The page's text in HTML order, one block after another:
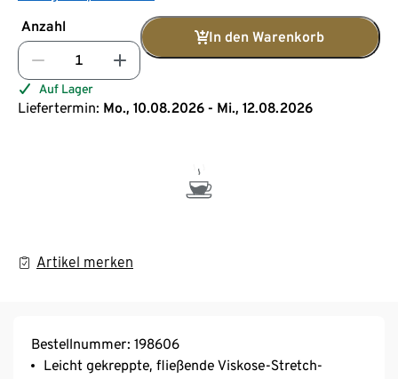
Anzahl
In den Warenkorb
Auf Lager
Liefertermin: Mo., 10.08.2026 - Mi., 12.08.2026
Artikel merken
Bestellnummer: 198606
Leicht gekreppte, fließende Viskose-Stretch-